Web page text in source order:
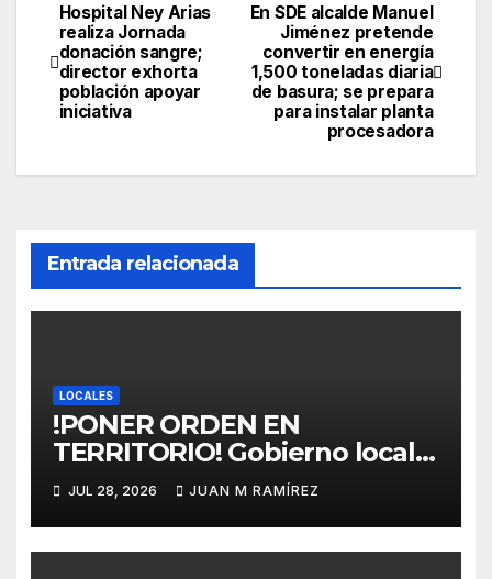
Navegación
de
entradas
En SDE alcalde Manuel
Jiménez pretende
convertir en energía
1,500 toneladas diaria
de basura; se prepara
para instalar planta
procesadora
Hospital Ney Arias
realiza Jornada
donación sangre;
director exhorta
población apoyar
iniciativa
Entrada relacionada
LOCALES
!PONER ORDEN EN
TERRITORIO! Gobierno local
garantiza que el Plan de
Ordenamiento Territorial no
perjudicará a ningún sector
de Verón-Punta Cana
JUL 28, 2026 JUAN M RAMÍREZ